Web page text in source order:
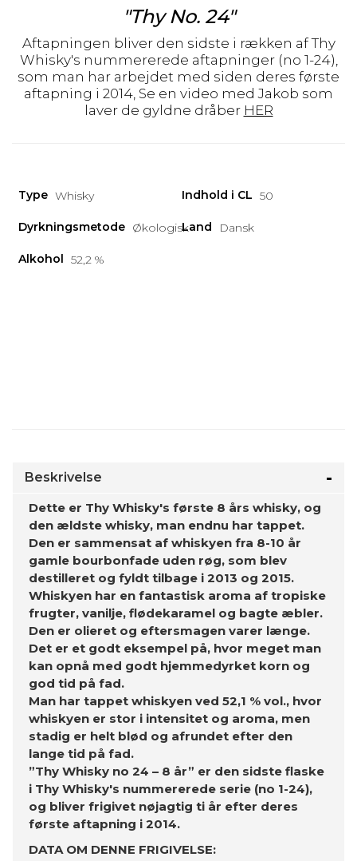
"Thy No. 24"
Aftapningen bliver den sidste i rækken af Thy
Whisky's nummererede aftapninger (no 1-24),
som man har arbejdet med siden deres første
aftapning i 2014, Se en video med Jakob som
laver de gyldne dråber HER
Type Whisky Indhold i CL 50
Dyrkningsmetode ØkologiskLand Dansk
Alkohol 52,2 %
Beskrivelse
Dette er Thy Whisky's første 8 års whisky, og
den ældste whisky, man endnu har tappet.
Den er sammensat af whiskyen fra 8-10 år
gamle bourbonfade uden røg, som blev
destilleret og fyldt tilbage i 2013 og 2015.
Whiskyen har en fantastisk aroma af tropiske
frugter, vanilje, flødekaramel og bagte æbler.
Den er olieret og eftersmagen varer længe.
Det er et godt eksempel på, hvor meget man
kan opnå med godt hjemmedyrket korn og
god tid på fad.
Man har tappet whiskyen ved 52,1 % vol., hvor
whiskyen er stor i intensitet og aroma, men
stadig er helt blød og afrundet efter den
lange tid på fad.
”Thy Whisky no 24 – 8 år” er den sidste flaske
i Thy Whisky's nummererede serie (no 1-24),
og bliver frigivet nøjagtig ti år efter deres
første aftapning i 2014.
DATA OM DENNE FRIGIVELSE: